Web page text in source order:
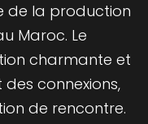
de la production
Maroc. Le
charmante et
connexions,
de rencontre.